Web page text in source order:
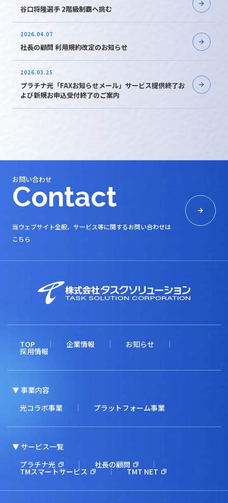
谷口将隆選手 2階級制覇へ挑む
2026.04.07
社長の顧問 利用規約改定のお知らせ
2026.03.25
プラチナ光「FAXお知らせメール」サービス提供終了お
よび新規お申込受付終了のご案内
お問い合わせ
Contact
当ウェブサイト全般、サービス等に関するお問い合わせは
こちら
TOP 企業情報 お知らせ
採用情報
▼ 事業内容
光コラボ事業
プラットフォーム事業
▼ サービス一覧
プラチナ光
社長の顧問
TMスマートサービス TMT NET